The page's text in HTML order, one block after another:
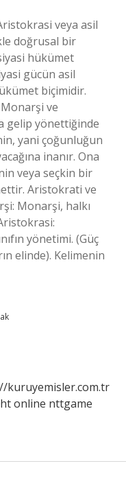
veya asil
doğrusal bir
hükümet
gücün asil
biçimidir.
ve
gelip yönettiğinde
yani çoğunluğun
inanır. Ona
veya seçkin bir
Aristokrati ve
Monarşi, halkı
yönetimi. (Güç
elinde). Kelimenin
kuruyemisler.com.tr
online nttgame